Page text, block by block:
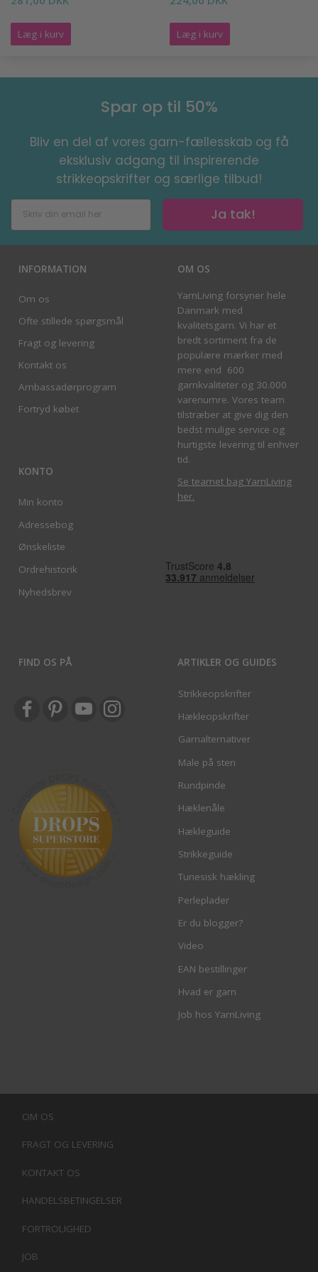
Læg i kurv Læg i kurv
Spar op til 50%
Bliv en del af vores garn-fællesskab og få
eksklusiv adgang til inspirerende
strikkeopskrifter og særlige tilbud!
Ja tak!
INFORMATION
Om os
Ofte stillede spørgsmål
Fragt og levering
Kontakt os
Ambassadørprogram
Fortryd købet
KONTO
Min konto
Adressebog
Ønskeliste
Ordrehistorik
Nyhedsbrev
OM OS
YarnLiving forsyner hele
Danmark med
kvalitetsgarn. Vi har et
bredt sortiment fra de
populære mærker med
mere end 600
garnkvaliteter og 30.000
varenumre. Vores team
tilstræber at give dig den
bedst mulige service og
hurtigste levering til enhver
tid.
Se teamet bag YarnLiving
her.
FIND OS PÅ ARTIKLER OG GUIDES
Strikkeopskrifter
Hækleopskrifter
Garnalternativer
Male på sten
Rundpinde
Hæklenåle
Hækleguide
Strikkeguide
Tunesisk hækling
Perleplader
Er du blogger?
Video
EAN bestillinger
Hvad er garn
Job hos YarnLiving
OM OS
FRAGT OG LEVERING
KONTAKT OS
HANDELSBETINGELSER
FORTROLIGHED
JOB